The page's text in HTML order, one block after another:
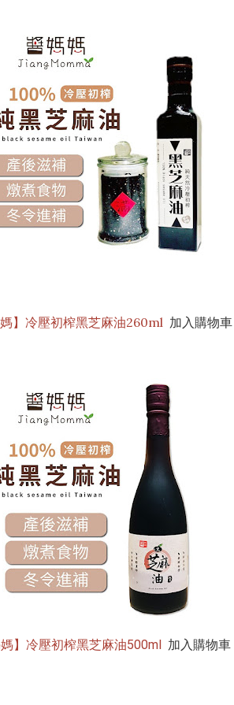
媽】冷壓初榨黑芝麻油260ml加入購物車
媽】冷壓初榨黑芝麻油500ml 加入購物車